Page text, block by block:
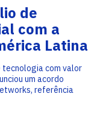
de
com a
Latina
tecnologia com valor
um acordo
referência